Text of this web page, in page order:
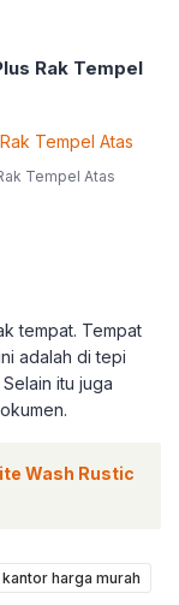
Rak Tempel
Tempel Atas
tempat. Tempat
adalah di tepi
itu juga
Wash Rustic
harga murah